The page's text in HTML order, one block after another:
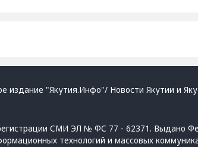
издание "Якутия.Инфо"/ Новости Якутии и
СМИ ЭЛ № ФС 77 - 62371. Выдано
технологий и массовых